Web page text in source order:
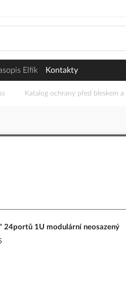
Elfík Kontakty
Katalog ochrany před bleskem a
24portů 1U modulární neosazený